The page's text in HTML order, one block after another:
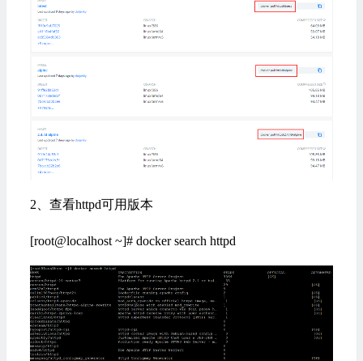
2、查看httpd可用版本
[root@localhost ~]# docker search httpd